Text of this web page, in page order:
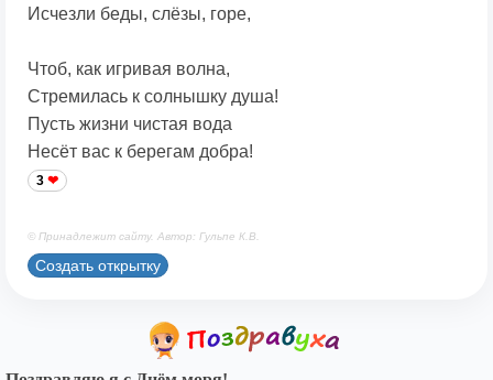
Исчезли беды, слёзы, горе,
Чтоб, как игривая волна,
Стремилась к солнышку душа!
Пусть жизни чистая вода
Несёт вас к берегам добра!
3
© Принадлежит сайту. Автор: Гульпе К.В.
Создать открытку